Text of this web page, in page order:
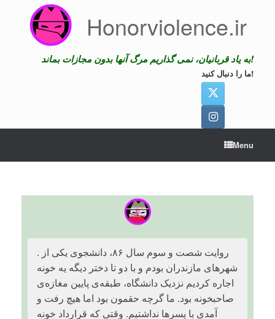
Honorviolence.ir
به یاد قربانیان، نمی گذاریم مرگ آنها بدون مجازات بماند!
ما را دنبال کنید!
Menu
. روایت شصت و سوم سال ۸۶، دانشجوی یکی از
شهرهای مازندران بودم و با دو تا دختر دیگه یه خونه
اجاره کردیم نزدیک دانشگاه، طبقه‌ی پایین مغازه‌ی
صاحبخونه بود. ما گرچه حقمون بود اما هیچ رفت و
آمدی با پسرها نداشتیم. وقتی که قرارداد خونه